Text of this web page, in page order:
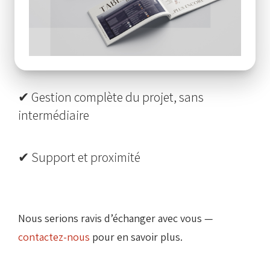
✔ Interlocuteur local en Suisse Romande et
au Tessin
✔ Gestion complète du projet, sans
intermédiaire
✔ Support et proximité
Nous serions ravis d’échanger avec vous —
contactez-nous pour en savoir plus.